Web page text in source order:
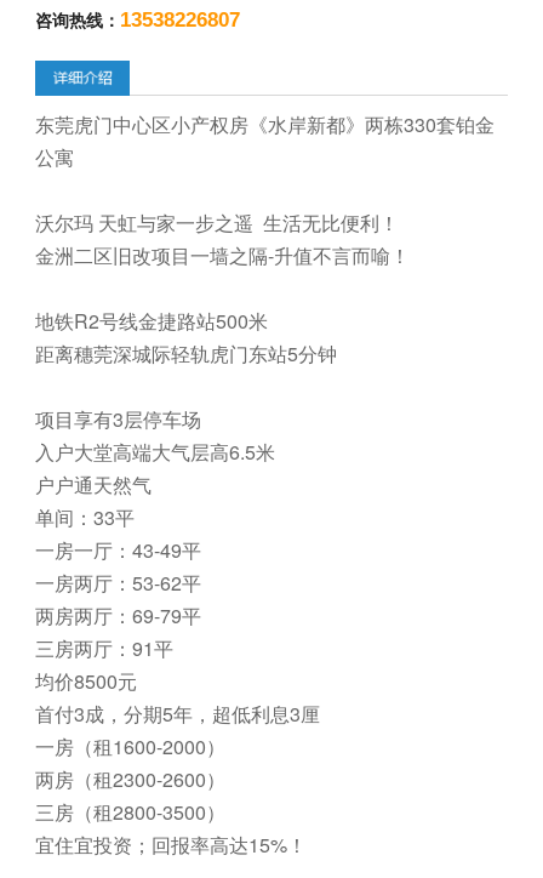
咨询热线： 13538226807
东莞虎门中心区小产权房《水岸新都》两栋330套铂金
公寓
沃尔玛 天虹与家一步之遥 生活无比便利！
金洲二区旧改项目一墙之隔-升值不言而喻！
地铁R2号线金捷路站500米
距离穗莞深城际轻轨虎门东站5分钟
项目享有3层停车场
入户大堂高端大气层高6.5米
户户通天然气
单间：33平
一房一厅：43-49平
一房两厅：53-62平
两房两厅：69-79平
三房两厅：91平
均价8500元
首付3成，分期5年，超低利息3厘
一房（租1600-2000）
两房（租2300-2600）
三房（租2800-3500）
宜住宜投资；回报率高达15%！